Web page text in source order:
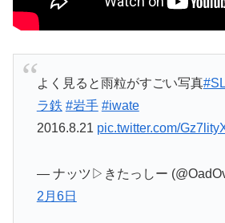
よく見ると雨粒がすごい写真
ラ鉄 #岩手 #iwate
2016.8.21 pic.twitter.com/
— ナッツ▷きたっしー
2月6日